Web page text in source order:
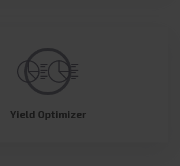
Yield Optimizer